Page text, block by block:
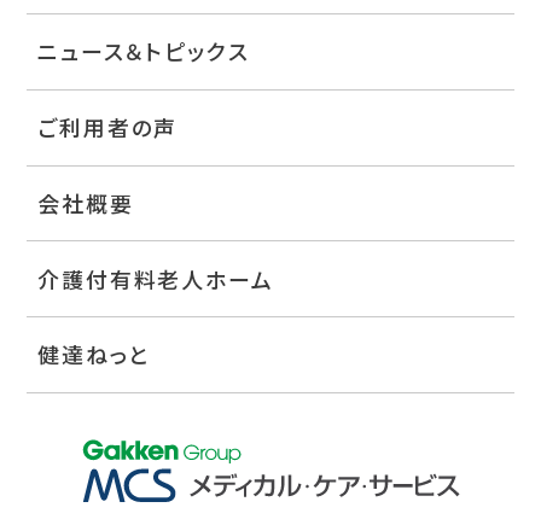
ニュース＆トピックス
ご利用者の声
会社概要
介護付有料老人ホーム
健達ねっと